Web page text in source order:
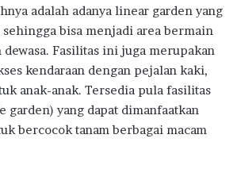
adalah adanya linear garden yang
bisa menjadi area bermain
dewasa. Fasilitas ini juga merupakan
kendaraan dengan pejalan kaki,
anak-anak. Tersedia pula fasilitas
garden) yang dapat dimanfaatkan
bercocok tanam berbagai macam